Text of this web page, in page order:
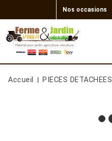
Nos occasions
Accueil PIECES DETACHEES